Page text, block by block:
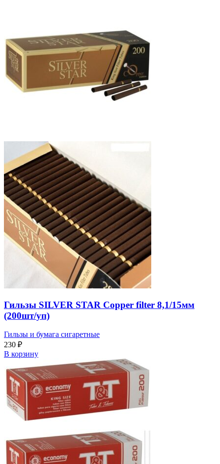
Гильзы SILVER STAR Copper filter 8,1/15мм
(200шт/уп)
Гильзы и бумага сигаретные
230 ₽
В корзину